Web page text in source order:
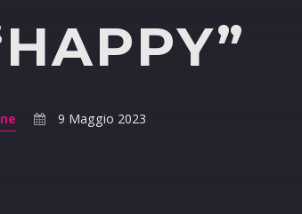
9 Maggio 2023